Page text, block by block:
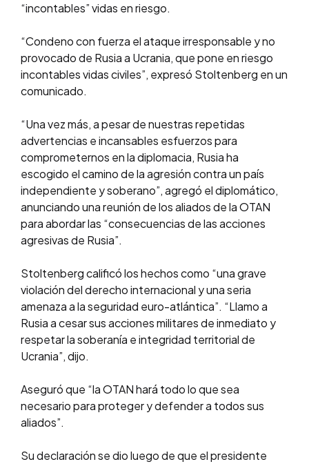
“incontables” vidas en riesgo.
“Condeno con fuerza el ataque irresponsable y no
provocado de Rusia a Ucrania, que pone en riesgo
incontables vidas civiles”, expresó Stoltenberg en un
comunicado.
“Una vez más, a pesar de nuestras repetidas
advertencias e incansables esfuerzos para
comprometernos en la diplomacia, Rusia ha
escogido el camino de la agresión contra un país
independiente y soberano”, agregó el diplomático,
anunciando una reunión de los aliados de la OTAN
para abordar las “consecuencias de las acciones
agresivas de Rusia”.
Stoltenberg calificó los hechos como “una grave
violación del derecho internacional y una seria
amenaza a la seguridad euro-atlántica”. “Llamo a
Rusia a cesar sus acciones militares de inmediato y
respetar la soberanía e integridad territorial de
Ucrania”, dijo.
Aseguró que “la OTAN hará todo lo que sea
necesario para proteger y defender a todos sus
aliados”.
Su declaración se dio luego de que el presidente